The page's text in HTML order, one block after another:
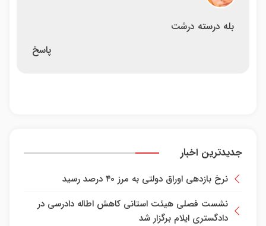
جدیدترین اخبار
نرخ بازدهی اوراق دولتی به مرز ۴۰ درصد رسید
نشست فصلی هیئت استانی کاهش اطاله دادرسی در
دادگستری ایلام برگزار شد
بله درسته درشت
پاسخ